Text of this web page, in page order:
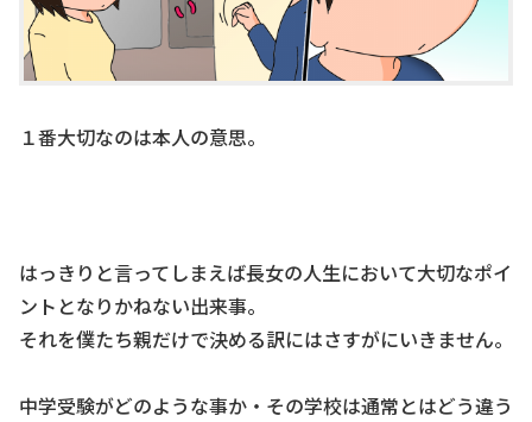
１番大切なのは本人の意思。
はっきりと言ってしまえば長女の人生において大切なポイ
ントとなりかねない出来事。
それを僕たち親だけで決める訳にはさすがにいきません。
中学受験がどのような事か・その学校は通常とはどう違う